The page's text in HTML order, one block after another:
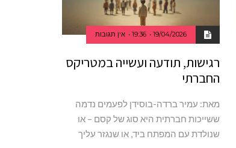
19/04/2026
19:36 אין תגובות
רגישות, תודעה ועשייה במטריקס
החברתי
מאת: עמיר ברדה-בוסידן לפעמים נדמה
ששייכות חברתית היא סוג של קסם – או
שנולדת עם המפתח ביד, או שנגזר עליך